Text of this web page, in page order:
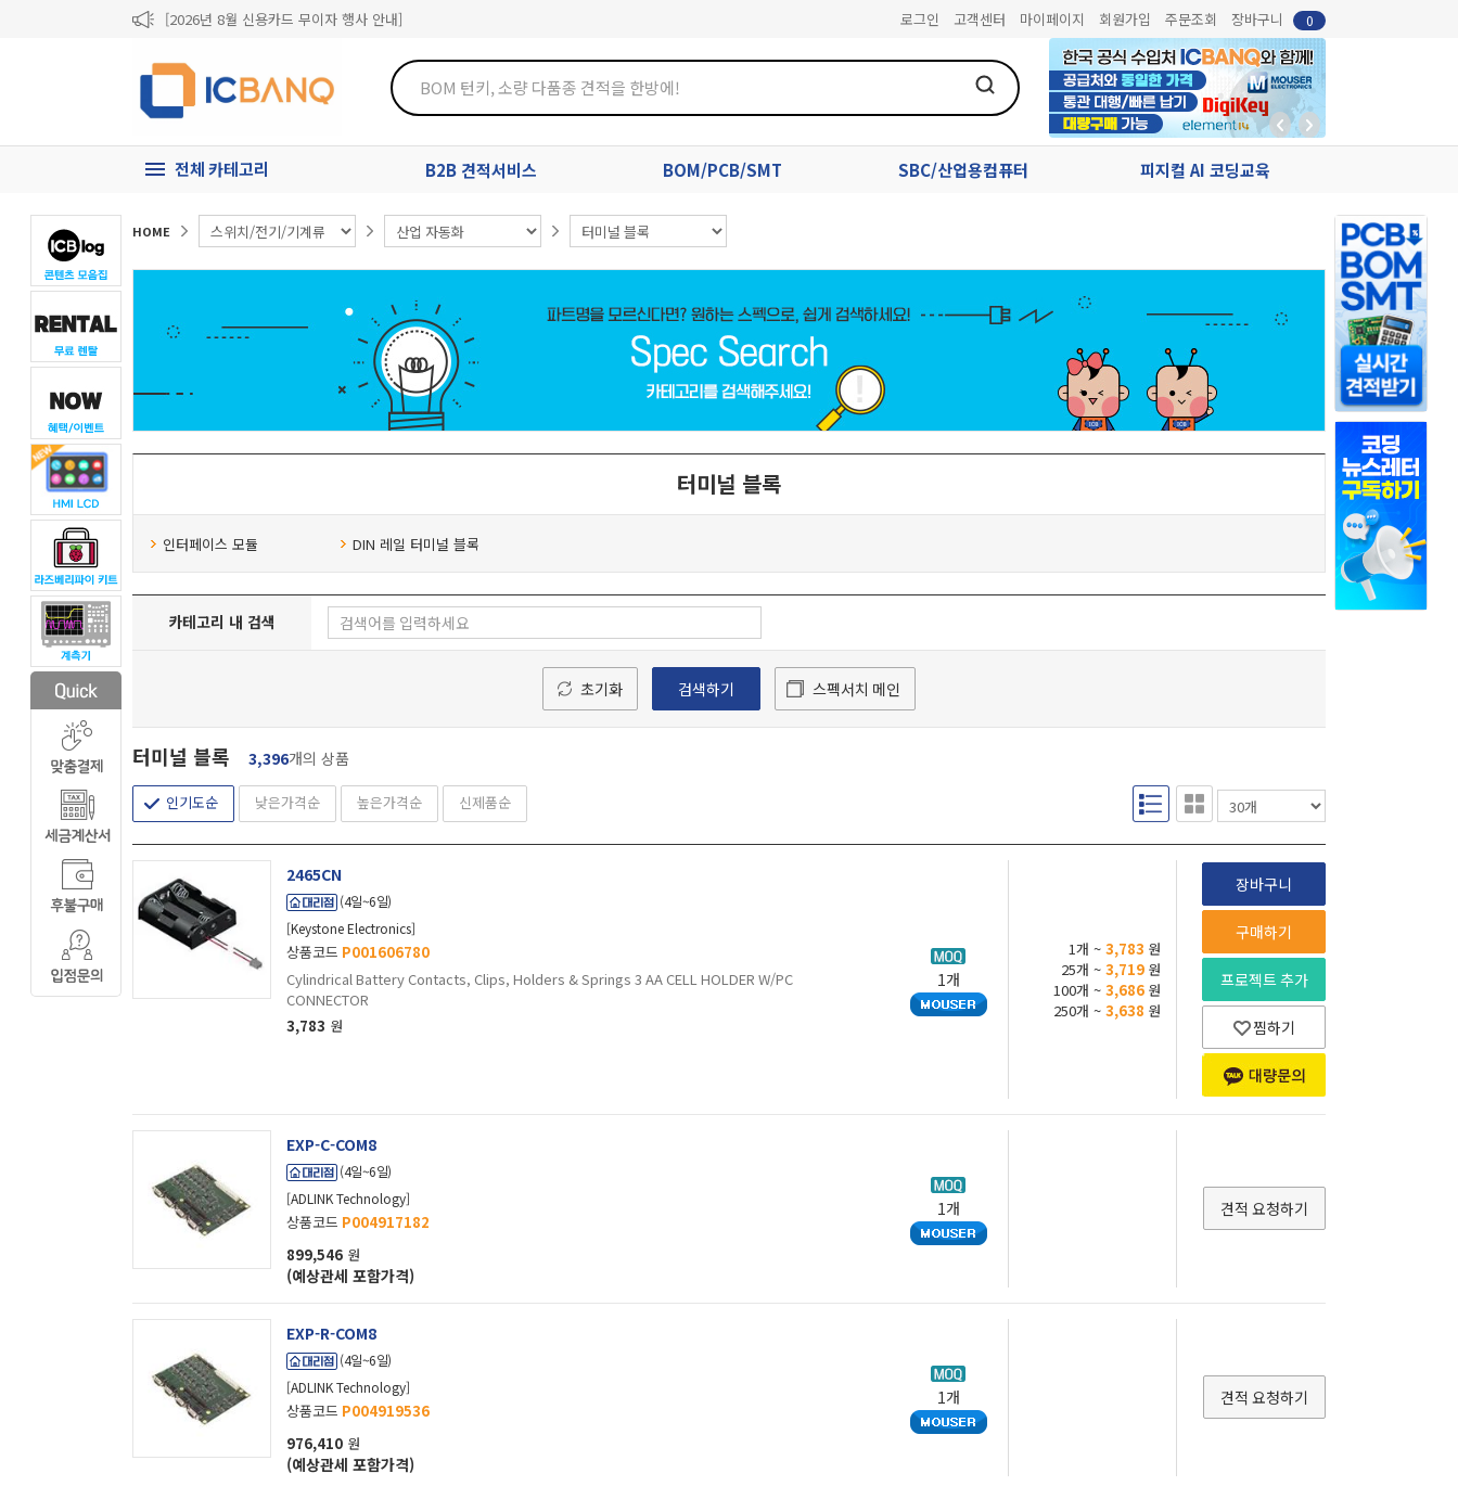
[2026년 8월 신용카드 무이자 행사 안내]
[마일리지 적립 및 사용 정책 개편 안내]
로그인 고객센터 마이페이지 회원가입 주문조회 장바구니 0
전체 카테고리 B2B 견적서비스 BOM/PCB/SMT SBC/산업용컴퓨터 피지컬 AI 코딩교육
HOME
터미널 블록
인터페이스 모듈 DIN 레일 터미널 블록
카테고리 내 검색
초기화 검색하기 스펙서치 메인
터미널 블록 3,396개의 상품
인기도순 낮은가격순 높은가격순 신제품순
2465CN
(4일~6일)
[Keystone Electronics]
상품코드 P001606780
Cylindrical Battery Contacts, Clips, Holders & Springs 3 AA CELL HOLDER W/PC
CONNECTOR
3,783 원
1개
1개 ~ 3,783 원
25개 ~ 3,719 원
100개 ~ 3,686 원
250개 ~ 3,638 원
장바구니
구매하기
프로젝트 추가
찜하기
EXP-C-COM8
(4일~6일)
[ADLINK Technology]
상품코드 P004917182
899,546 원
(예상관세 포함가격)
1개 견적 요청하기
EXP-R-COM8
(4일~6일)
[ADLINK Technology]
상품코드 P004919536
976,410 원
(예상관세 포함가격)
1개 견적 요청하기